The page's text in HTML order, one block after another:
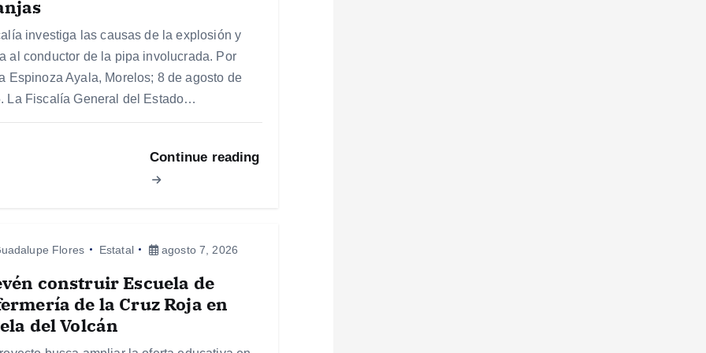
investiga las causas de la explosión y
al conductor de la pipa involucrada. Por
Espinoza Ayala, Morelos; 8 de agosto de
La Fiscalía General del Estado…
Continue reading
Flores Estatal agosto 7, 2026
construir Escuela de
de la Cruz Roja en
del Volcán